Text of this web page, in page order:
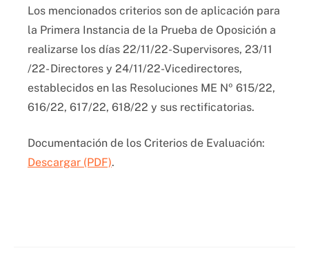
Los mencionados criterios son de aplicación para
la Primera Instancia de la Prueba de Oposición a
realizarse los días 22/11/22-Supervisores, 23/11
/22- Directores y 24/11/22-Vicedirectores,
establecidos en las Resoluciones ME Nº 615/22,
616/22, 617/22, 618/22 y sus rectificatorias.
Documentación de los Criterios de Evaluación:
Descargar (PDF).